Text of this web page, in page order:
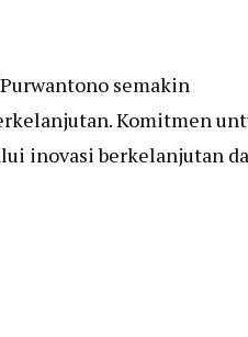
semakin
Komitmen
inovasi berkelanjutan